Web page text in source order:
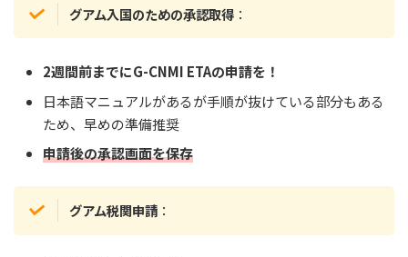
グアム入国のための承認取得 ：
2週間前までにG-CNMI ETAの申請を！
日本語マニュアルがあるが手順が抜けている部分もある
ため、早めの準備推奨
申請後の承認画面を保存
グアム税関申請 ：